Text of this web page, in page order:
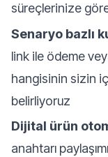
süreçlerinize
Senaryo bazlı
link ile ödeme
hangisinin sizin
belirliyoruz
Dijital ürün
anahtarı